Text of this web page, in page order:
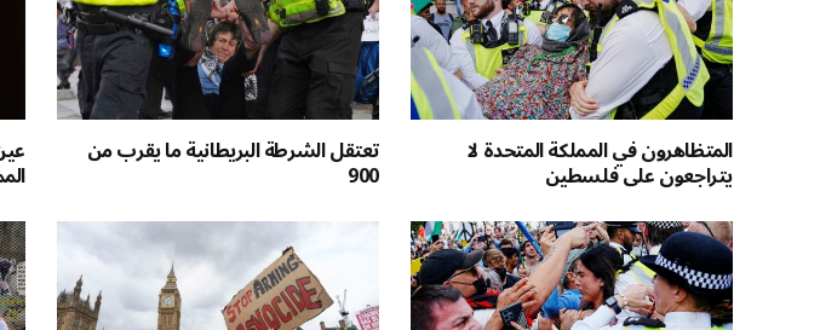
المتظاهرون في المملكة المتحدة لا
يتراجعون على فلسطين
تعتقل الشرطة البريطانية ما يقرب من
900